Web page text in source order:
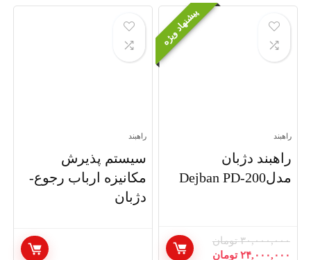
پیشنهاد ویژه
راهبند
راهبند دژبان
مدلDejban PD-200
۳۰,۰۰۰,۰۰۰ تومان
۲۴,۰۰۰,۰۰۰ تومان
راهبند
سیستم پذیرش
مکانیزه ارباب رجوع-
دژبان